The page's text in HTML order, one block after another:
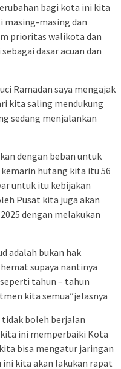
bagi kota ini kita
masing-masing dan
prioritas walikota dan
dasar acuan dan
Ramadan saya mengajak
kita saling mendukung
sedang menjalankan
dengan beban untuk
hutang kita itu 56
untuk itu kebijakan
Pusat kita juga akan
dengan melakukan
adalah bukan hak
supaya nantinya
tahun – tahun
kita semua”jelasnya
boleh berjalan
ini memperbaiki Kota
bisa mengatur jaringan
kita akan lakukan rapat